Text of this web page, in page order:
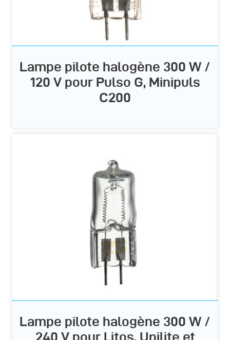
Lampe pilote halogène 300 W /
120 V pour Pulso G, Minipuls
C200
Lampe pilote halogène 300 W /
240 V pour Litos, Unilite et